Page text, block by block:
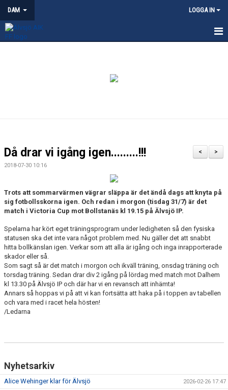
DAM LOGGA IN
MATCHER
>
<
Då drar vi igång igen.........!!!
2018-07-30 10:16
Trots att sommarvärmen vägrar släppa är det ändå dags att knyta på
sig fotbollsskorna igen. Och redan i morgon (tisdag 31/7) är det
match i Victoria Cup mot Bollstanäs kl 19.15 på Älvsjö IP.
Spelarna har kört eget träningsprogram under ledigheten så den fysiska
statusen ska det inte vara något problem med. Nu gäller det att snabbt
hitta bollkänslan igen. Verkar som att alla är igång och inga inrapporterade
skador eller så.
Som sagt så är det match i morgon och ikväll träning, onsdag träning och
torsdag träning. Sedan drar div 2 igång på lördag med match mot Dalhem
kl 13.30 på Älvsjö IP och där har vi en revansch att inhämta!
Annars så hoppas vi på att vi kan fortsätta att haka på i toppen av tabellen
och vara med i racet hela hösten!
/Ledarna
Nyhetsarkiv
Alice Wehinger klar för Älvsjö 2026-02-26 17:47